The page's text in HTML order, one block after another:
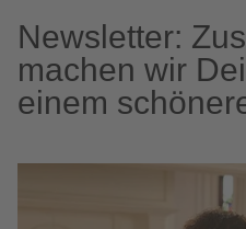
Newsletter:
machen wir
einem